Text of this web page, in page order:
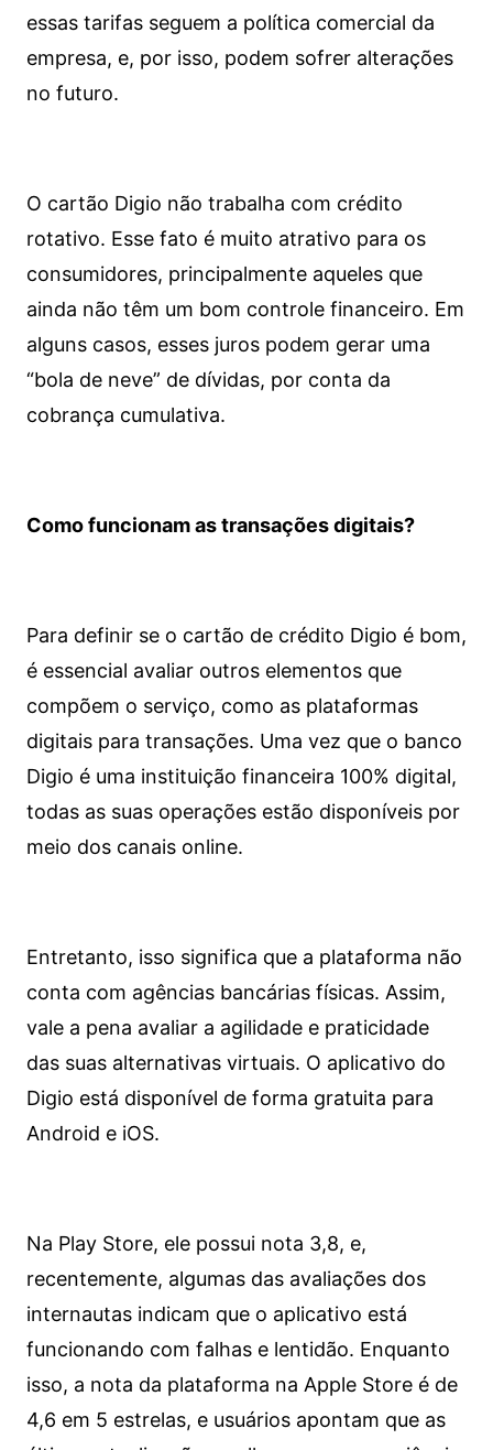
essas tarifas seguem a política comercial da
empresa, e, por isso, podem sofrer alterações
no futuro.
O cartão Digio não trabalha com crédito
rotativo. Esse fato é muito atrativo para os
consumidores, principalmente aqueles que
ainda não têm um bom controle financeiro. Em
alguns casos, esses juros podem gerar uma
“bola de neve” de dívidas, por conta da
cobrança cumulativa.
Como funcionam as transações digitais?
Para definir se o cartão de crédito Digio é bom,
é essencial avaliar outros elementos que
compõem o serviço, como as plataformas
digitais para transações. Uma vez que o banco
Digio é uma instituição financeira 100% digital,
todas as suas operações estão disponíveis por
meio dos canais online.
Entretanto, isso significa que a plataforma não
conta com agências bancárias físicas. Assim,
vale a pena avaliar a agilidade e praticidade
das suas alternativas virtuais. O aplicativo do
Digio está disponível de forma gratuita para
Android e iOS.
Na Play Store, ele possui nota 3,8, e,
recentemente, algumas das avaliações dos
internautas indicam que o aplicativo está
funcionando com falhas e lentidão. Enquanto
isso, a nota da plataforma na Apple Store é de
4,6 em 5 estrelas, e usuários apontam que as